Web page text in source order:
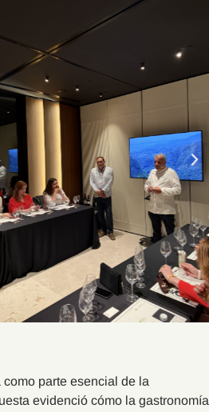
parte esencial de la
evidenció cómo la gastronomía